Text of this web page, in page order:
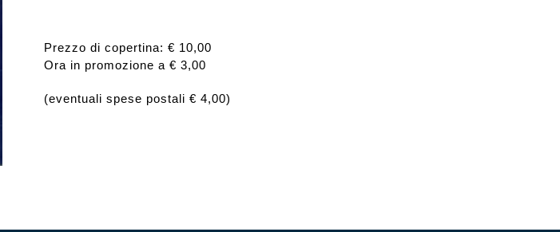
Prezzo di copertina: € 10,00
Ora in promozione a € 3,00
(eventuali spese postali € 4,00)